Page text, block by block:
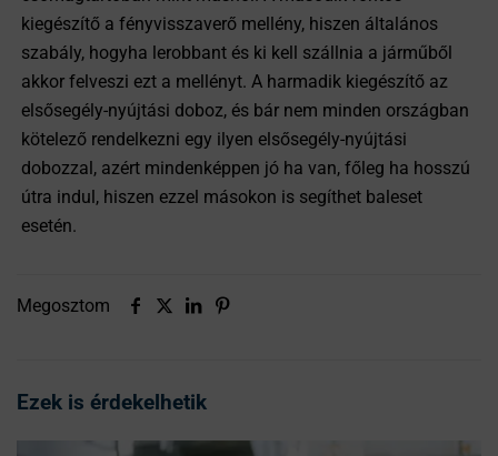
kiegészítő a fényvisszaverő mellény, hiszen általános
szabály, hogyha lerobbant és ki kell szállnia a járműből
akkor felveszi ezt a mellényt. A harmadik kiegészítő az
elsősegély-nyújtási doboz, és bár nem minden országban
kötelező rendelkezni egy ilyen elsősegély-nyújtási
dobozzal, azért mindenképpen jó ha van, főleg ha hosszú
útra indul, hiszen ezzel másokon is segíthet baleset
esetén.
Megosztom
Ezek is érdekelhetik